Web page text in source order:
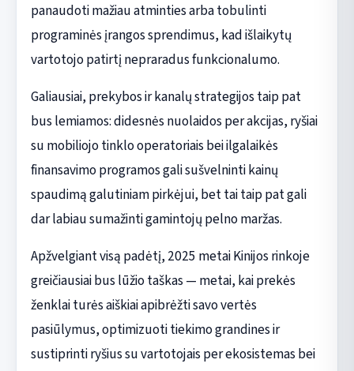
panaudoti mažiau atminties arba tobulinti
programinės įrangos sprendimus, kad išlaikytų
vartotojo patirtį nepraradus funkcionalumo.
Galiausiai, prekybos ir kanalų strategijos taip pat
bus lemiamos: didesnės nuolaidos per akcijas, ryšiai
su mobiliojo tinklo operatoriais bei ilgalaikės
finansavimo programos gali sušvelninti kainų
spaudimą galutiniam pirkėjui, bet tai taip pat gali
dar labiau sumažinti gamintojų pelno maržas.
Apžvelgiant visą padėtį, 2025 metai Kinijos rinkoje
greičiausiai bus lūžio taškas — metai, kai prekės
ženklai turės aiškiai apibrėžti savo vertės
pasiūlymus, optimizuoti tiekimo grandines ir
sustiprinti ryšius su vartotojais per ekosistemas bei